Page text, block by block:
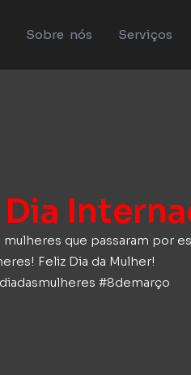
Sobre nós Serviços
mulheres que passaram por
Feliz Dia da Mulher!
#8demarço